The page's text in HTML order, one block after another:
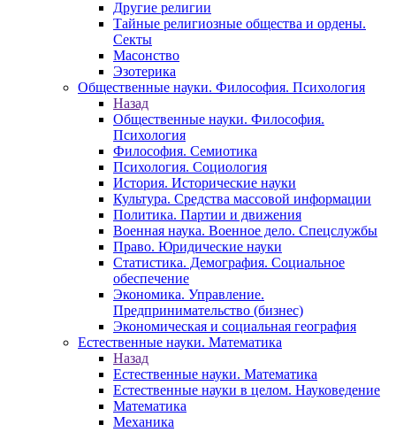
Другие религии
Тайные религиозные общества и ордены.
Секты
Масонство
Эзотерика
Общественные науки. Философия. Психология
Назад
Общественные науки. Философия.
Психология
Философия. Семиотика
Психология. Социология
История. Исторические науки
Культура. Средства массовой информации
Политика. Партии и движения
Военная наука. Военное дело. Спецслужбы
Право. Юридические науки
Статистика. Демография. Социальное
обеспечение
Экономика. Управление.
Предпринимательство (бизнес)
Экономическая и социальная география
Естественные науки. Математика
Назад
Естественные науки. Математика
Естественные науки в целом. Науковедение
Математика
Механика